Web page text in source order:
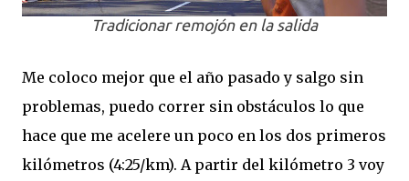
Tradicionar remojón en la salida
Me coloco mejor que el año pasado y salgo sin
problemas, puedo correr sin obstáculos lo que
hace que me acelere un poco en los dos primeros
kilómetros (4:25/km). A partir del kilómetro 3 voy